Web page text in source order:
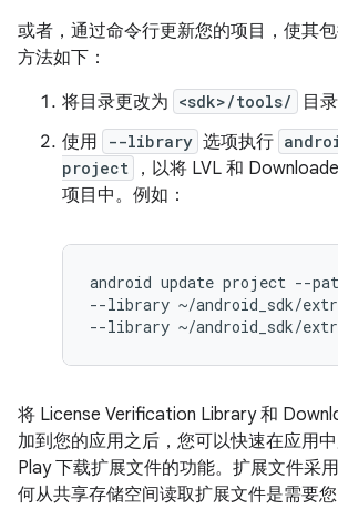
或者，通过命令行更新您的项目，使其
方法如下：
将目录更改为 <sdk>/tools/
目录
使用
--library 选项执行
project
，以将 LVL 和
项目中。例如：
android update project --
--library ~/android_sdk/
将 License Verification Library 和
加到您的应用之后，您可以快速在应用
Play 下载扩展文件的功能。扩展文件采
何从共享存储空间读取扩展文件是需要